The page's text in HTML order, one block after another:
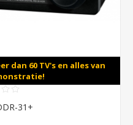
dan 60 TV's en alles van
31+